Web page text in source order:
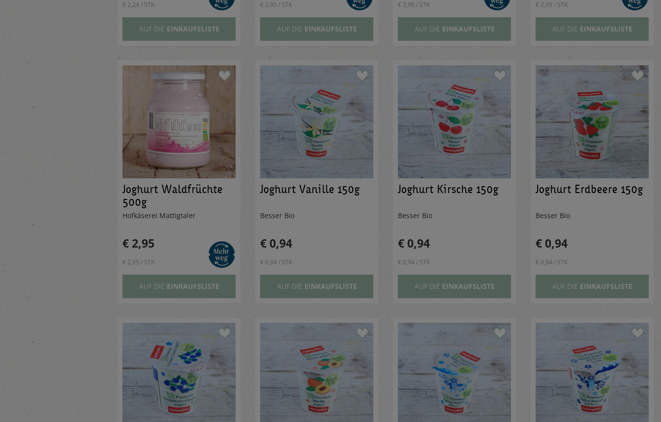
€ 2,24 / STK
AUF DIE EINKAUFSLISTE
€ 2,95 / STK
AUF DIE EINKAUFSLISTE
€ 2,95 / STK
AUF DIE EINKAUFSLISTE
€ 2,95 / STK
AUF DIE EINKAUFSLISTE
Joghurt Waldfrüchte
500g
Hofkäserei Mattigtaler
€ 2,95
€ 2,95 / STK
AUF DIE EINKAUFSLISTE
Joghurt Vanille 150g
Besser Bio
€ 0,94
€ 0,94 / STK
AUF DIE EINKAUFSLISTE
Joghurt Kirsche 150g
Besser Bio
€ 0,94
€ 0,94 / STK
AUF DIE EINKAUFSLISTE
Joghurt Erdbeere 150g
Besser Bio
€ 0,94
€ 0,94 / STK
AUF DIE EINKAUFSLISTE